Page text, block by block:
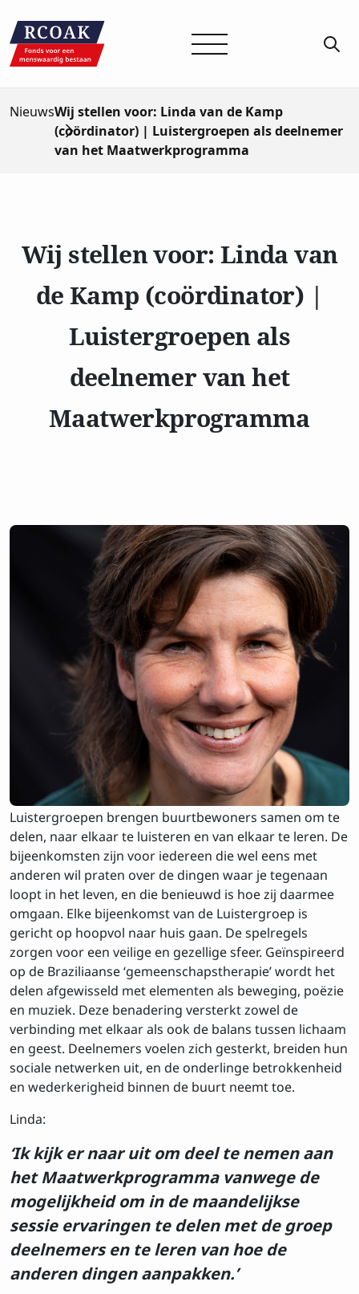
NieuwsWij stellen voor: Linda van de Kamp
(coördinator) | Luistergroepen als deelnemer
van het Maatwerkprogramma
Wij stellen voor: Linda van
de Kamp (coördinator) |
Luistergroepen als
deelnemer van het
Maatwerkprogramma
Luistergroepen brengen buurtbewoners samen om te
delen, naar elkaar te luisteren en van elkaar te leren. De
bijeenkomsten zijn voor iedereen die wel eens met
anderen wil praten over de dingen waar je tegenaan
loopt in het leven, en die benieuwd is hoe zij daarmee
omgaan. Elke bijeenkomst van de Luistergroep is
gericht op hoopvol naar huis gaan. De spelregels
zorgen voor een veilige en gezellige sfeer. Geïnspireerd
op de Braziliaanse ‘gemeenschapstherapie’ wordt het
delen afgewisseld met elementen als beweging, poëzie
en muziek. Deze benadering versterkt zowel de
verbinding met elkaar als ook de balans tussen lichaam
en geest. Deelnemers voelen zich gesterkt, breiden hun
sociale netwerken uit, en de onderlinge betrokkenheid
en wederkerigheid binnen de buurt neemt toe.
Linda:
‘Ik kijk er naar uit om deel te nemen aan
het Maatwerkprogramma vanwege de
mogelijkheid om in de maandelijkse
sessie ervaringen te delen met de groep
deelnemers en te leren van hoe de
anderen dingen aanpakken.’